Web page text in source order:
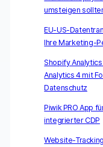
umsteigen
EU-US-
Ihre Marketing-
Shopify
Analytics 4 mit
Datenschutz
Piwik PRO App
integrierter CDP
Website-